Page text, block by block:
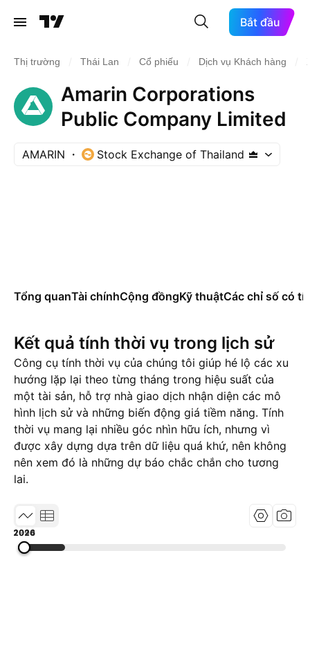
Bắt đầu
Thị trường Thái Lan Cổ phiếu Dịch vụ Khách hàng
Amarin Corporations
Public Company Limited
AMARIN Stock Exchange of Thailand
Tổng quanTài chínhCộng đồngKỹ thuậtCác chỉ số có
Kết quả tính thời vụ trong lịch sử
Công cụ tính thời vụ của chúng tôi giúp hé lộ các xu
hướng lặp lại theo từng tháng trong hiệu suất của
một tài sản, hỗ trợ nhà giao dịch nhận diện các mô
hình lịch sử và những biến động giá tiềm năng. Tính
thời vụ mang lại nhiều góc nhìn hữu ích, nhưng vì
được xây dựng dựa trên dữ liệu quá khứ, nên không
nên xem đó là những dự báo chắc chắn cho tương
lai.
1994
2010
2026